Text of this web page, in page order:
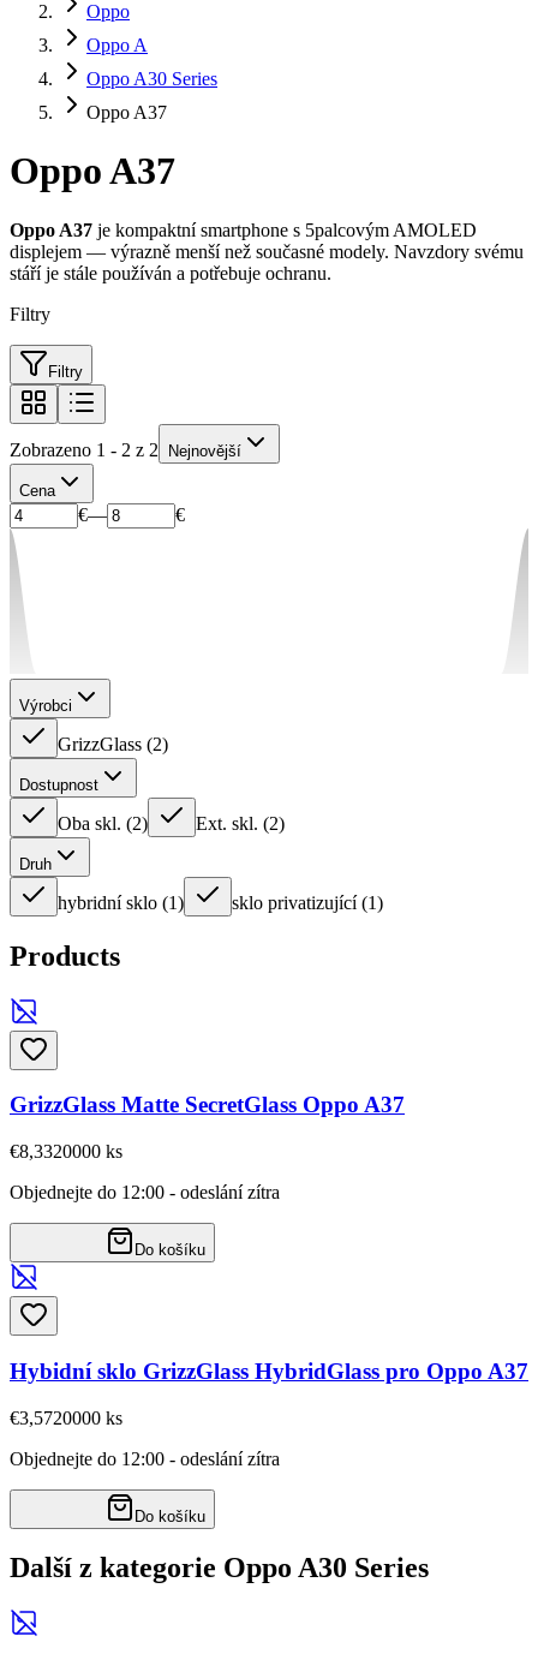
Oppo
Oppo A
Oppo A30 Series
Oppo A37
Oppo A37
Oppo A37 je kompaktní smartphone s 5palcovým AMOLED
displejem — výrazně menší než současné modely. Navzdory svému
stáří je stále používán a potřebuje ochranu.
Filtry
Filtry
Zobrazeno 1 - 2 z 2 Nejnovější
Cena
€— €
Výrobci
GrizzGlass (2)
Dostupnost
Oba skl. (2) Ext. skl. (2)
Druh
hybridní sklo (1) sklo privatizující (1)
Products
GrizzGlass Matte SecretGlass Oppo A37
€8,3320000 ks
Objednejte do 12:00 - odeslání zítra
Do košíku
Hybidní sklo GrizzGlass HybridGlass pro Oppo A37
€3,5720000 ks
Objednejte do 12:00 - odeslání zítra
Do košíku
Další z kategorie Oppo A30 Series